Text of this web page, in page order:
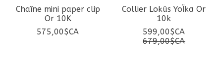
Chaîne mini paper clip
Or 10K
575,00$CA
Collier Loküs YoÏka Or
10k
599,00$CA
679,00$CA